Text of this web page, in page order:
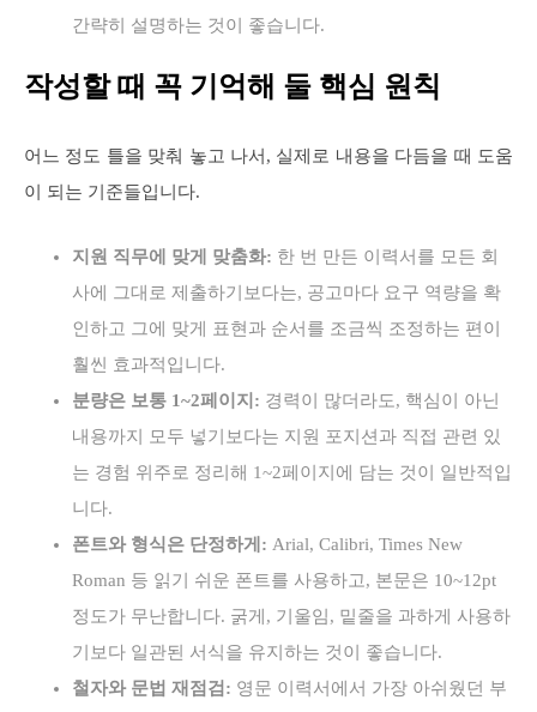
간략히 설명하는 것이 좋습니다.
작성할 때 꼭 기억해 둘 핵심 원칙
어느 정도 틀을 맞춰 놓고 나서, 실제로 내용을 다듬을 때 도움
이 되는 기준들입니다.
지원 직무에 맞게 맞춤화: 한 번 만든 이력서를 모든 회
사에 그대로 제출하기보다는, 공고마다 요구 역량을 확
인하고 그에 맞게 표현과 순서를 조금씩 조정하는 편이
훨씬 효과적입니다.
분량은 보통 1~2페이지: 경력이 많더라도, 핵심이 아닌
내용까지 모두 넣기보다는 지원 포지션과 직접 관련 있
는 경험 위주로 정리해 1~2페이지에 담는 것이 일반적입
니다.
폰트와 형식은 단정하게: Arial, Calibri, Times New
Roman 등 읽기 쉬운 폰트를 사용하고, 본문은 10~12pt
정도가 무난합니다. 굵게, 기울임, 밑줄을 과하게 사용하
기보다 일관된 서식을 유지하는 것이 좋습니다.
철자와 문법 재점검: 영문 이력서에서 가장 아쉬웠던 부